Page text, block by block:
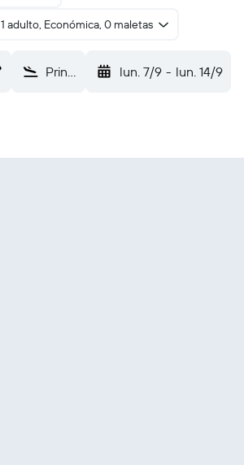
1 adulto, Económica, 0 maletas
Prince George (YXS) lun. 7/9 - lun. 14/9